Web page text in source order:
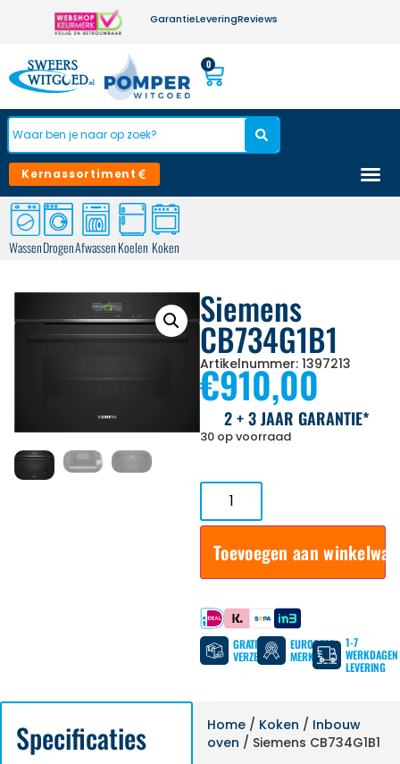
GarantieLeveringReviews
0
Kernassortiment
WassenDrogenAfwassenKoelen Koken
Siemens
CB734G1B1
Artikelnummer: 1397213
€910,00
2 + 3 JAAR GARANTIE*
30 op voorraad
Toevoegen aan
Betaal met
GRATIS
VERZENDING
EUROPESE
MERKEN
1-7
WERKDAGEN
LEVERING
Specificaties Home/ Koken / Inbouw
oven / Siemens CB734G1B1